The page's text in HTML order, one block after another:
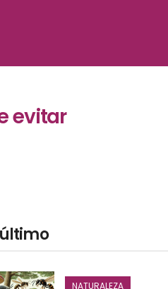
evitar
último
NATURALEZA